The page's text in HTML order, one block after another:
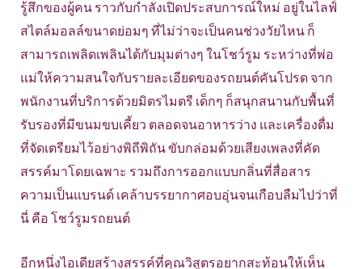
รู้สึกของผู้คน ราวกับกำลังเปิดประสบการณ์ใหม่ อยู่ในไลฟ์
สไตล์มอลล์ขนาดย่อมๆ ที่ไม่ว่าจะเป็นคนช่วงวัยไหน ก็
สามารถเพลิดเพลินได้กับมุมต่างๆ ในโชว์รูม ระหว่างที่พ่อ
แม่ให้ความสนใจกับรายละเอียดของรถยนต์คันโปรด จาก
พนักงานที่บริการด้วยมิตรไมตรี เด็กๆ ก็สนุกสนานกับพื้นที่
รับรองที่มีขนมขบเคี้ยว ตลอดจนอาหารว่าง และเครื่องดื่ม
ที่จัดเตรียมไว้อย่างพิถีพิถัน ขับกล่อมด้วยเสียงเพลงที่คัด
สรรค์มาโดยเฉพาะ รวมถึงการออกแบบกลิ่นที่สื่อสาร
ความเป็นแบรนด์ เคล้าบรรยากาศอบอุ่นจนเกือบลืมไปว่าที่
นี่ คือ โชว์รูมรถยนต์
อีกหนึ่งไอเดียสร้างสรรค์ที่คุณวิสูตรอยากสะท้อนให้เห็น